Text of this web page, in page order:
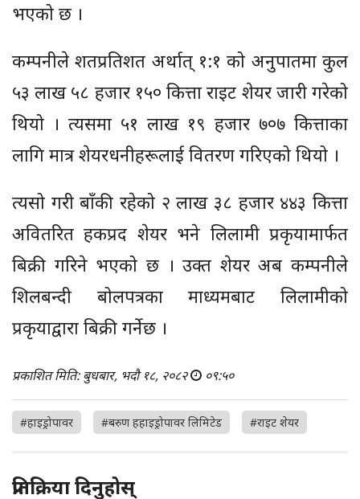
भएको छ ।
कम्पनीले शतप्रतिशत अर्थात् १:१ को अनुपातमा कुल
५३ लाख ५८ हजार १५० कित्ता राइट शेयर जारी गरेको
थियो । त्यसमा ५१ लाख १९ हजार ७०७ कित्ताका
लागि मात्र शेयरधनीहरूलाई वितरण गरिएको थियो ।
त्यसो गरी बाँकी रहेको २ लाख ३८ हजार ४४३ कित्ता
अवितरित हकप्रद शेयर भने लिलामी प्रकृयामार्फत
बिक्री गरिने भएको छ । उक्त शेयर अब कम्पनीले
शिलबन्दी बोलपत्रका माध्यमबाट लिलामीको
प्रकृयाद्वारा बिक्री गर्नेछ ।
प्रकाशित मिति: बुधबार, भदौ १८, २०८२ ०९:५०
#हाइड्रोपावर #बरुण हहाइड्रोपावर लिमिटेड #राइट शेयर
प्रतिक्रिया दिनुहोस्